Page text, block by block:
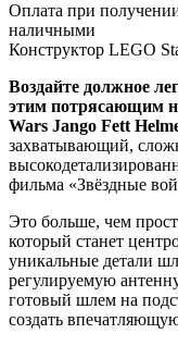
Оплата при
наличными
Конструктор LEGO
Воздайте должное
этим потрясающим
Wars Jango Fett
захватывающий,
фильма «Звёздные
Это больше, чем
который станет
уникальные детали
регулируемую
готовый шлем на
создать